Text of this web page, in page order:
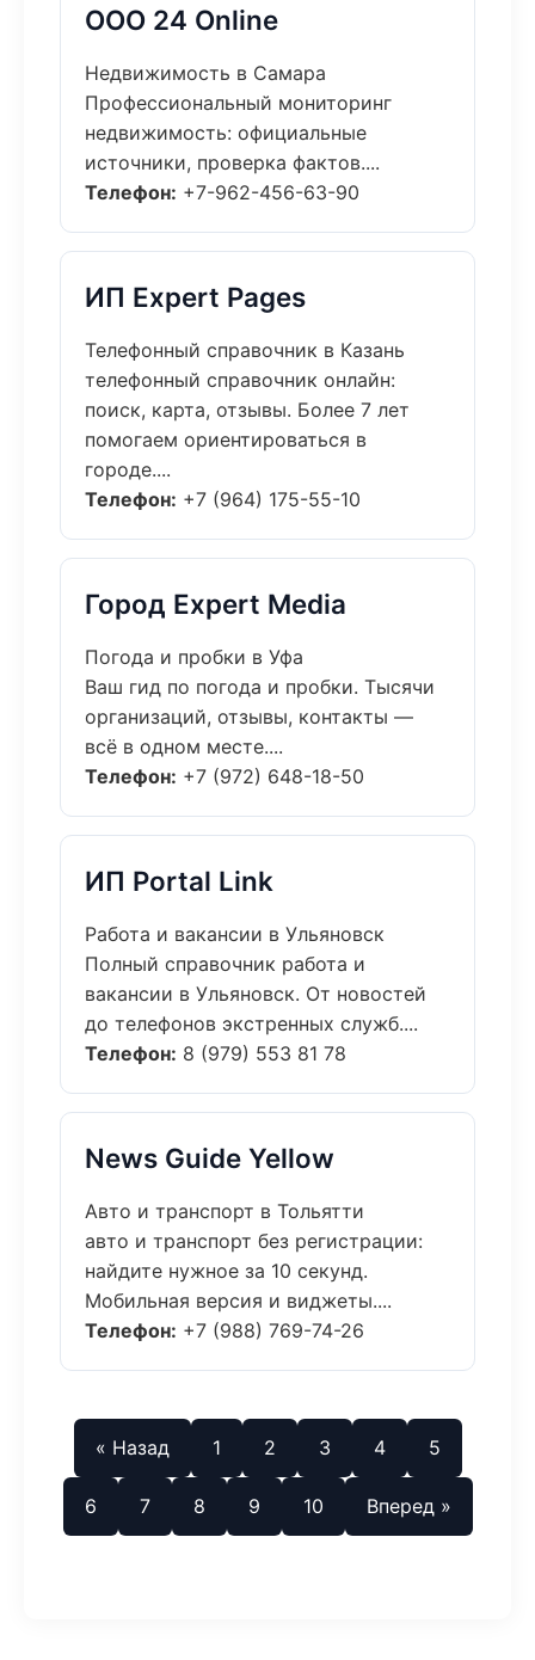
ООО 24 Online
Недвижимость в Самара
Профессиональный мониторинг
недвижимость: официальные
источники, проверка фактов....
Телефон: +7-962-456-63-90
ИП Expert Pages
Телефонный справочник в Казань
телефонный справочник онлайн:
поиск, карта, отзывы. Более 7 лет
помогаем ориентироваться в
городе....
Телефон: +7 (964) 175-55-10
Город Expert Media
Погода и пробки в Уфа
Ваш гид по погода и пробки. Тысячи
организаций, отзывы, контакты —
всё в одном месте....
Телефон: +7 (972) 648-18-50
ИП Portal Link
Работа и вакансии в Ульяновск
Полный справочник работа и
вакансии в Ульяновск. От новостей
до телефонов экстренных служб....
Телефон: 8 (979) 553 81 78
News Guide Yellow
Авто и транспорт в Тольятти
авто и транспорт без регистрации:
найдите нужное за 10 секунд.
Мобильная версия и виджеты....
Телефон: +7 (988) 769-74-26
« Назад 1 2 3 4 5
6 7 8 9 10 Вперед »